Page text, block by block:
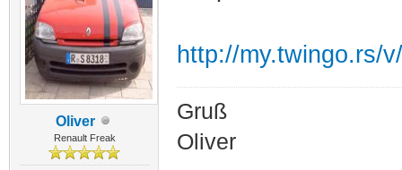
Oliver
Renault Freak
http://my.twingo.rs/
Gruß
Oliver